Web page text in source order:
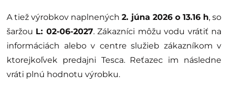
A tiež výrobkov naplnených2. júna 2026 o 13.16 h, so
šaržou L: 02-06-2027. Zákazníci môžu vodu vrátiť na
informáciách alebo v centre služieb zákazníkom v
ktorejkoľvek predajni Tesca. Reťazec im následne
vráti plnú hodnotu výrobku.